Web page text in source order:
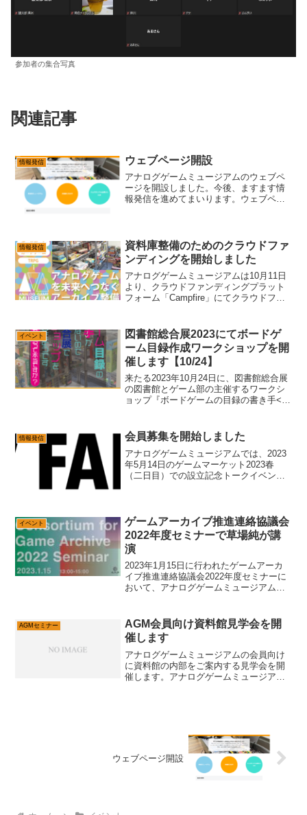
参加者の集合写真
関連記事
情報発信 ウェブページ開設
アナログゲームミュージアムのウェブペ
ージを開設しました。今後、ますます情
報発信を進めてまいります。ウェブペー
情報発信
資料庫整備のためのクラウドファ
ンディングを開始しました
アナログゲームミュージアムは10月11日
より、クラウドファンディングプラット
フォーム「Campfire」にてクラウドファ
グゲームの保存活動を充実させるための
重要な取...
イベント
図書館総合展2023にてボードゲ
ーム目録作成ワークショップを開
催します【10/24】
来たる2023年10月24日に、図書館総合展
の図書館とゲーム部の主催するワークシ
ョップ『ボードゲームの目録の書き手<カ
たようです「スマホでもできるって本当
ですか？」』...
情報発信 会員募集を開始しました
アナログゲームミュージアムでは、2023
年5月14日のゲームマーケット2023春
（二日目）での設立記念トークイベント
ること...
イベント
ゲームアーカイブ推進連絡協議会
2022年度セミナーで草場純が講
演
2023年1月15日に行われたゲームアーカ
イブ推進連絡協議会2022年度セミナーに
おいて、アナログゲームミュージアム代
アーカイブ推進連絡協議会では、ゲーム
所蔵館の連携の...
AGMセミナー
AGM会員向け資料館見学会を開
催します
アナログゲームミュージアムの会員向け
に資料館の内部をご案内する見学会を開
催します。アナログゲームミュージアム
ウェブページ開設